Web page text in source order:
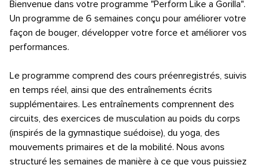
Bienvenue dans votre programme "Perform Like a Gorilla".
Un programme de 6 semaines conçu pour améliorer votre
façon de bouger, développer votre force et améliorer vos
performances.
Le programme comprend des cours préenregistrés, suivis
en temps réel, ainsi que des entraînements écrits
supplémentaires. Les entraînements comprennent des
circuits, des exercices de musculation au poids du corps
(inspirés de la gymnastique suédoise), du yoga, des
mouvements primaires et de la mobilité. Nous avons
structuré les semaines de manière à ce que vous puissiez